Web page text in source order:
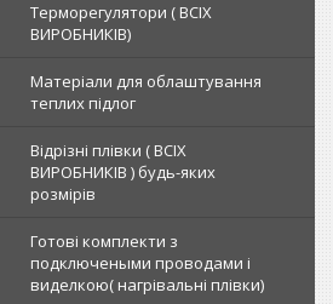
Терморегулятори ( ВСІХ
ВИРОБНИКІВ)
Матеріали для облаштування
теплих підлог
Відрізні плівки ( ВСІХ
ВИРОБНИКІВ ) будь-яких
розмірів
Готові комплекти з
подключеными проводами і
виделкою( нагрівальні плівки)